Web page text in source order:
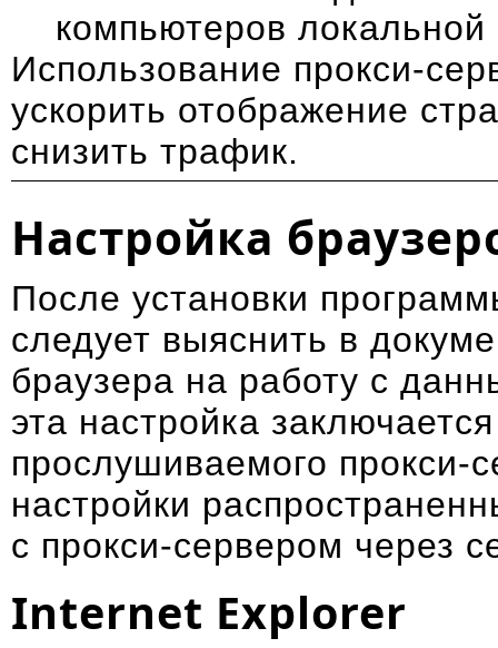
компьютеров локальной
Использование прокси-
ускорить отображение
снизить трафик.
Настройка
После установки
следует выяснить в
браузера на работу с
эта настройка
прослушиваемого прокси-
настройки
с прокси-сервером через
Internet Explorer